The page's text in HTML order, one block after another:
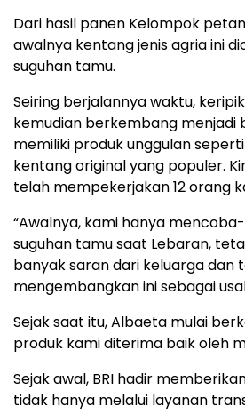
Dari hasil panen Kelompok
awalnya kentang jenis agria ini
suguhan tamu.
Seiring berjalannya waktu,
kemudian berkembang menjadi
memiliki produk unggulan
kentang original yang populer.
telah mempekerjakan 12 orang
“Awalnya, kami hanya
suguhan tamu saat Lebaran,
banyak saran dari keluarga dan
mengembangkan ini sebagai
Sejak saat itu, Albaeta mulai
produk kami diterima baik oleh
Sejak awal, BRI hadir
tidak hanya melalui layanan